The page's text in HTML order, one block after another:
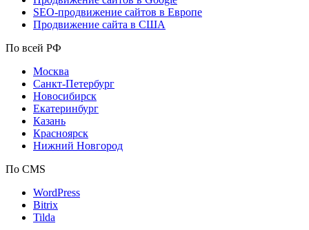
SEO-продвижение сайтов в Европе
Продвижение сайта в США
По всей РФ
Москва
Санкт-Петербург
Новосибирск
Екатеринбург
Казань
Красноярск
Нижний Новгород
По CMS
WordPress
Bitrix
Tilda